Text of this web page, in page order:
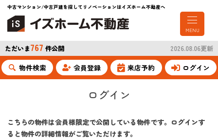
中古マンション/中古戸建を探してリノベーションはイズホーム不動産へ
MENU
ただいま767 件公開 2026.08.06更新
物件検索 会員登録 来店予約 ログイン
ログイン
こちらの物件は会員様限定で公開している物件です。ログインす
ると物件の詳細情報がご覧いただけます。